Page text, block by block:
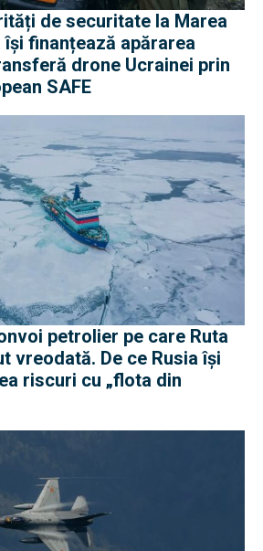
de securitate la Marea
finanțează apărarea
drone Ucrainei prin
SAFE
petrolier pe care Ruta
vreodată. De ce Rusia își
riscuri cu „flota din